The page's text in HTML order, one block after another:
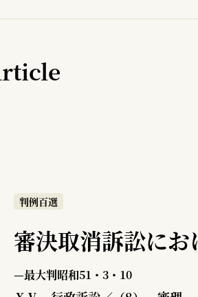
判例百選
審決取消訴訟に
—最大判昭和51・3・10